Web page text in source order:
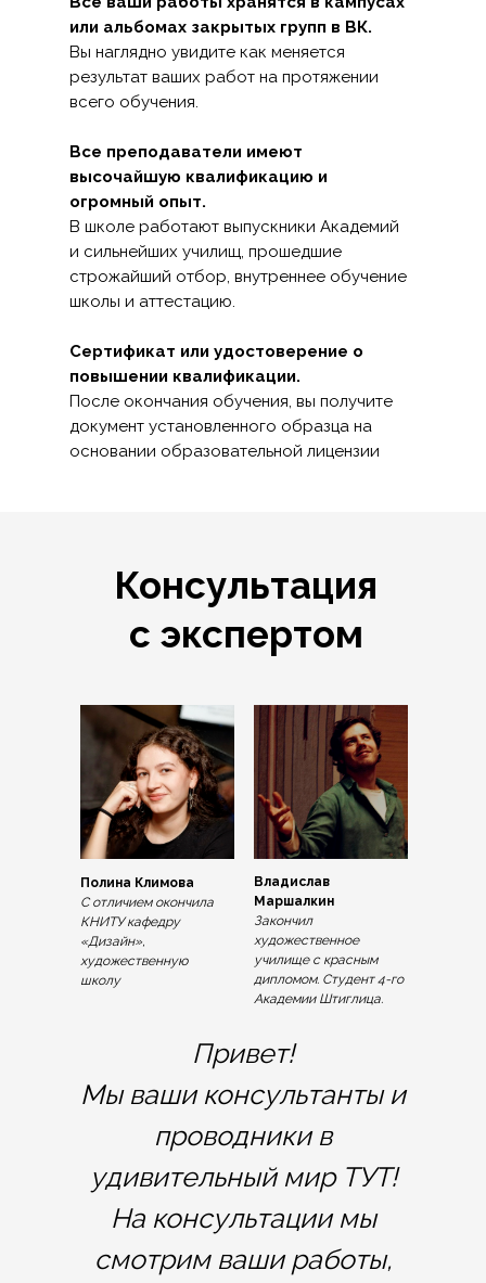
или альбомах закрытых групп в ВК.
Вы наглядно увидите как меняется
результат ваших работ на протяжении
всего обучения.
Все преподаватели имеют
высочайшую квалификацию и
огромный опыт.
В школе работают выпускники Академий
и сильнейших училищ, прошедшие
строжайший отбор, внутреннее обучение
школы и аттестацию.
Сертификат или удостоверение о
повышении квалификации.
После окончания обучения, вы получите
документ установленного образца на
основании образовательной лицензии
Привет!
Мы ваши консультанты и
проводники в
удивительный мир ТУТ!
На консультации мы
смотрим ваши работы,
Владислав
Маршалкин
Закончил
художественное
училище с красным
дипломом. Студент 4-го
Академии Штиглица.
Полина Климова
С отличием окончила
КНИТУ кафедру
«Дизайн»,
художественную
школу
Консультация
с экспертом